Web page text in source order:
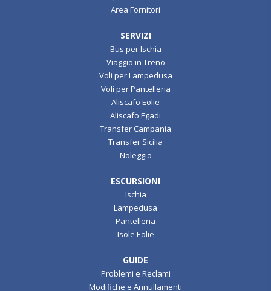
Area Fornitori
SERVIZI
Bus per Ischia
Viaggio in Treno
Voli per Lampedusa
Voli per Pantelleria
Aliscafo Eolie
Aliscafo Egadi
Transfer Campania
Transfer Sicilia
Noleggio
ESCURSIONI
Ischia
Lampedusa
Pantelleria
Isole Eolie
GUIDE
Problemi e Reclami
Modifiche e Annullamenti